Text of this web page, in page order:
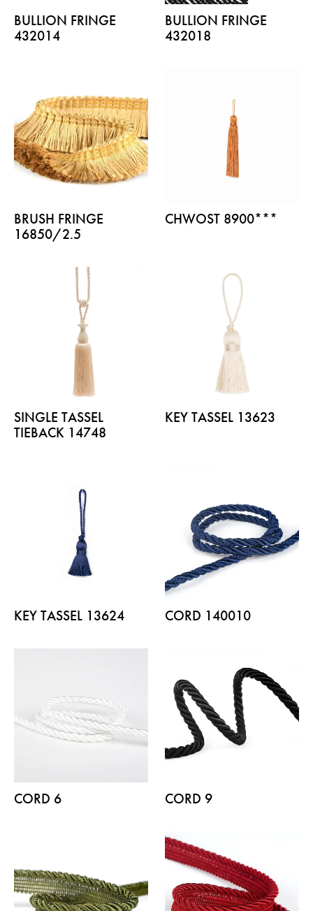
BULLION FRINGE
432014
BULLION FRINGE
432018
BRUSH FRINGE
16850/2.5
CHWOST 8900***
SINGLE TASSEL
TIEBACK 14748
KEY TASSEL 13623
KEY TASSEL 13624 CORD 140010
CORD 6 CORD 9